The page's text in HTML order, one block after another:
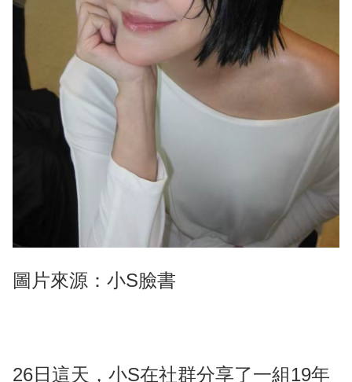
圖片來源：小S臉書
26日這天，小S在社群分享了一組19年